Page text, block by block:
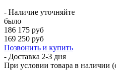
- Наличие уточняйте
было
186 175 руб
169 250 руб
Позвонить и купить
- Доставка 2-3 дня
При условии товара в наличии